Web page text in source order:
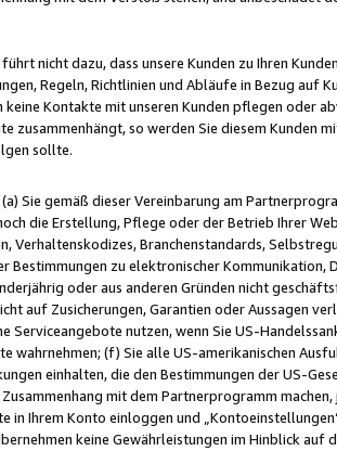
nicht dazu, dass unsere Kunden zu Ihren
Regeln, Richtlinien und Abläufe in Bezug
Kontakte mit unseren Kunden pflegen oder
zusammenhängt, so werden Sie diesem Kunden
sollte.
Sie gemäß dieser Vereinbarung am
die Erstellung, Pflege oder der Betrieb Ihrer
Verhaltenskodizes, Branchenstandards,
Bestimmungen zu elektronischer
oder aus anderen Gründen nicht
auf Zusicherungen, Garantien oder Aussagen
Serviceangebote nutzen, wenn Sie US-
wahrnehmen; (f) Sie alle US-amerikanischen
einhalten, die den Bestimmungen der US-
mit dem Partnerprogramm
in Ihrem Konto einloggen und
keine Gewährleistungen im Hinblick